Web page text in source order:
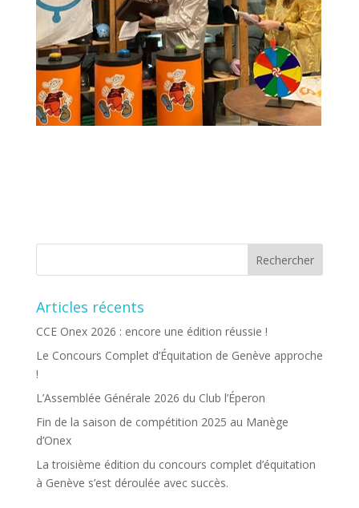
Articles récents
CCE Onex 2026 : encore une édition réussie !
Le Concours Complet d’Équitation de Genève approche
!
L’Assemblée Générale 2026 du Club l’Éperon
Fin de la saison de compétition 2025 au Manège
d’Onex
La troisième édition du concours complet d’équitation
à Genève s’est déroulée avec succès.